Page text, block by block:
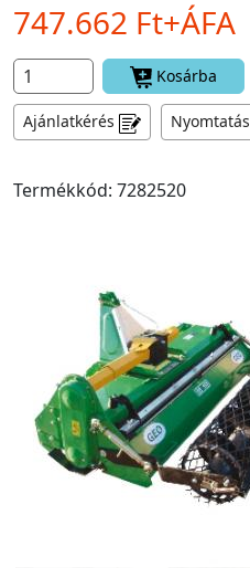
747.662 Ft+ÁFA
Kosárba
Ajánlatkérés Nyomtatás
Termékkód: 7282520